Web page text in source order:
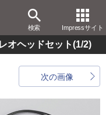
検索 Impressサイト
オヘッドセット(1/2)
次の画像